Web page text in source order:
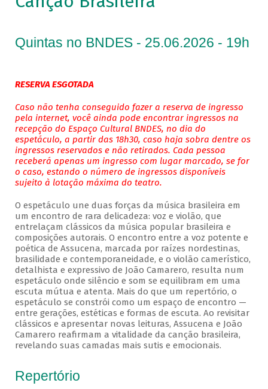
Quintas no BNDES - 25.06.2026 - 19h
RESERVA ESGOTADA
Caso não tenha conseguido fazer a reserva de ingresso
pela internet, você ainda pode encontrar ingressos na
recepção do Espaço Cultural BNDES, no dia do
espetáculo, a partir das 18h30, caso haja sobra dentre os
ingressos reservados e não retirados. Cada pessoa
receberá apenas um ingresso com lugar marcado, se for
o caso, estando o número de ingressos disponíveis
sujeito à lotação máxima do teatro.
O espetáculo une duas forças da música brasileira em
um encontro de rara delicadeza: voz e violão, que
entrelaçam clássicos da música popular brasileira e
composições autorais. O encontro entre a voz potente e
poética de Assucena, marcada por raízes nordestinas,
brasilidade e contemporaneidade, e o violão camerístico,
detalhista e expressivo de João Camarero, resulta num
espetáculo onde silêncio e som se equilibram em uma
escuta mútua e atenta. Mais do que um repertório, o
espetáculo se constrói como um espaço de encontro —
entre gerações, estéticas e formas de escuta. Ao revisitar
clássicos e apresentar novas leituras, Assucena e João
Camarero reafirmam a vitalidade da canção brasileira,
revelando suas camadas mais sutis e emocionais.
Repertório